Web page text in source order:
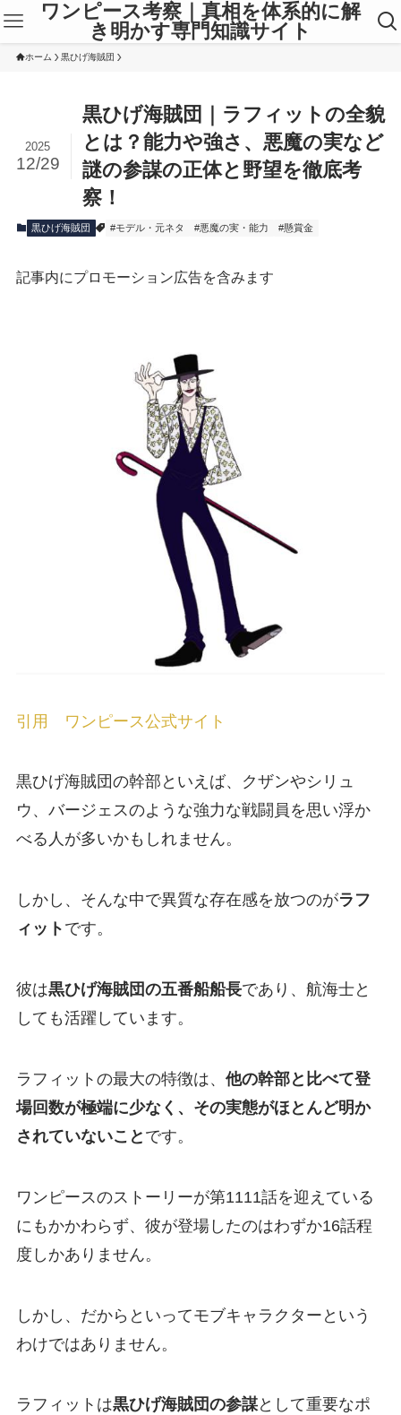
ワンピース考察｜真相を体系的に解
き明かす専門知識サイト
ホーム 黒ひげ海賊団
黒ひげ海賊団｜ラフィットの全貌
とは？能力や強さ、悪魔の実など
謎の参謀の正体と野望を徹底考
察！
2025
12/29
黒ひげ海賊団 #モデル・元ネタ #悪魔の実・能力 #懸賞金
記事内にプロモーション広告を含みます
引用 ワンピース公式サイト
黒ひげ海賊団の幹部といえば、クザンやシリュ
ウ、バージェスのような強力な戦闘員を思い浮か
べる人が多いかもしれません。
しかし、そんな中で異質な存在感を放つのがラフ
ィット です。
彼は黒ひげ海賊団の五番船船長であり、航海士と
しても活躍しています。
ラフィットの最大の特徴は、 他の幹部と比べて登
場回数が極端に少なく、その実態がほとんど明か
されていないこと です。
ワンピースのストーリーが第1111話を迎えている
にもかかわらず、彼が登場したのはわずか16話程
度しかありません。
しかし、だからといってモブキャラクターという
わけではありません。
ラフィットは黒ひげ海賊団の参謀として重要なポ